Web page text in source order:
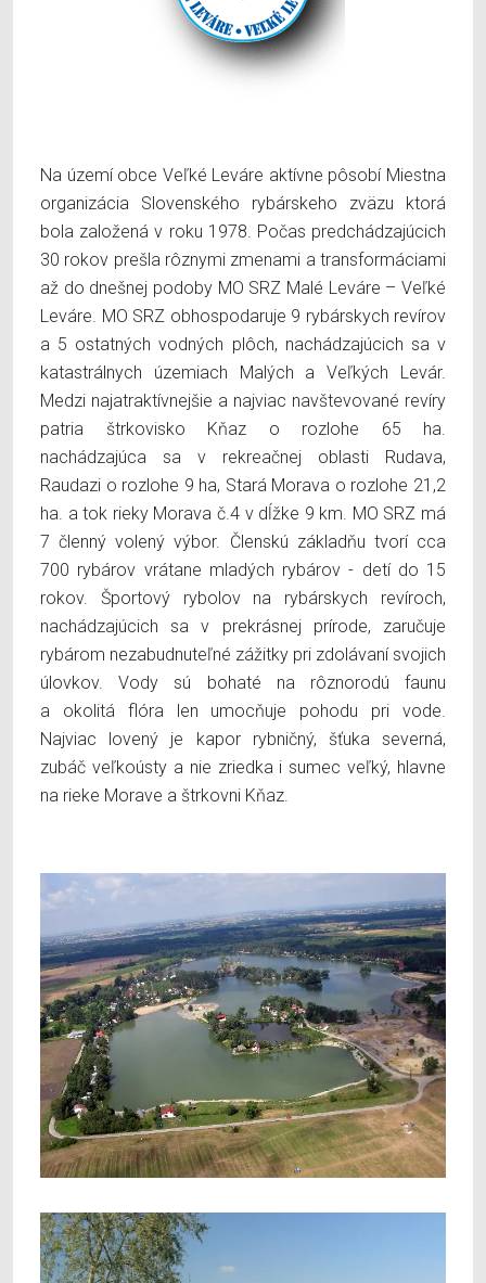
Na území obce Veľké Leváre aktívne pôsobí Miestna
organizácia Slovenského rybárskeho zväzu ktorá
bola založená v roku 1978. Počas predchádzajúcich
30 rokov prešla rôznymi zmenami a transformáciami
až do dnešnej podoby MO SRZ Malé Leváre – Veľké
Leváre. MO SRZ obhospodaruje 9 rybárskych revírov
a 5 ostatných vodných plôch, nachádzajúcich sa v
katastrálnych územiach Malých a Veľkých Levár.
Medzi najatraktívnejšie a najviac navštevované revíry
patria štrkovisko Kňaz o rozlohe 65 ha.
nachádzajúca sa v rekreačnej oblasti Rudava,
Raudazi o rozlohe 9 ha, Stará Morava o rozlohe 21,2
ha. a tok rieky Morava č.4 v dĺžke 9 km. MO SRZ má
7 členný volený výbor. Členskú základňu tvorí cca
700 rybárov vrátane mladých rybárov - detí do 15
rokov. Športový rybolov na rybárskych revíroch,
nachádzajúcich sa v prekrásnej prírode, zaručuje
rybárom nezabudnuteľné zážitky pri zdolávaní svojich
úlovkov. Vody sú bohaté na rôznorodú faunu
a okolitá flóra len umocňuje pohodu pri vode.
Najviac lovený je kapor rybničný, šťuka severná,
zubáč veľkoústy a nie zriedka i sumec veľký, hlavne
na rieke Morave a štrkovni Kňaz.